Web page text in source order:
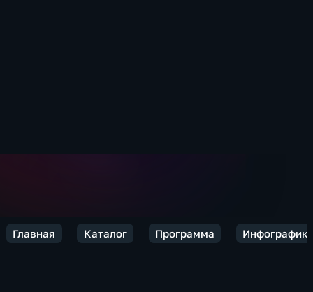
Главная Каталог Программа